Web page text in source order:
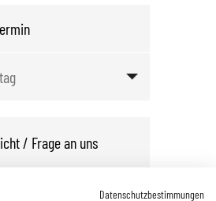
Datenschutzbestimmungen